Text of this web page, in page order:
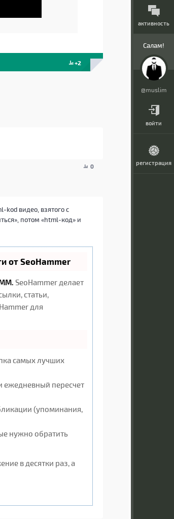
активность
Салам!
@muslim
войти
регистрация
+2
0
kod видео, взятого с
потом «html-код» и
от SeoHammer
SeoHammer делает
статьи,
для
самых лучших
ежедневный пересчет
(упоминания,
нужно обратить
в десятки раз, а